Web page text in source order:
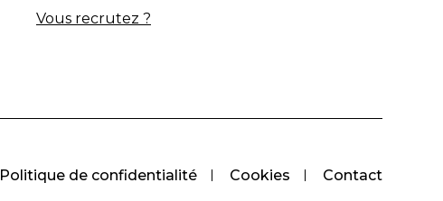
Vous recrutez ?
Politique de confidentialité Cookies Contact